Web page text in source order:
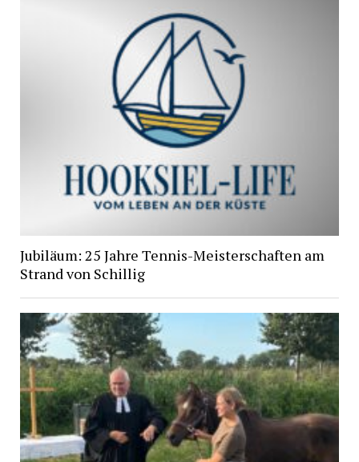
Jubiläum: 25 Jahre Tennis-Meisterschaften am
Strand von Schillig